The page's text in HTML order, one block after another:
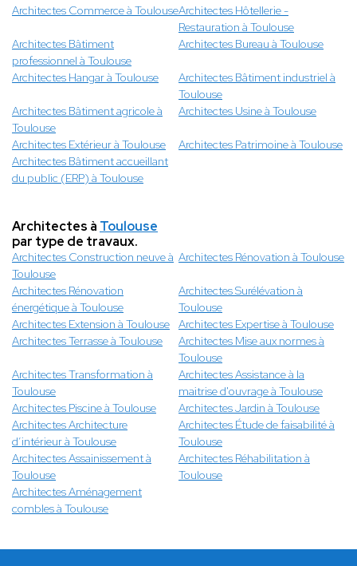
Architectes Commerce à ToulouseArchitectes Hôtellerie -
Restauration à Toulouse
Architectes Bâtiment
professionnel à Toulouse
Architectes Bureau à Toulouse
Architectes Hangar à Toulouse
Architectes Bâtiment industriel à
Toulouse
Architectes Bâtiment agricole à
Toulouse
Architectes Usine à Toulouse
Architectes Extérieur à Toulouse
Architectes Patrimoine à Toulouse
Architectes Bâtiment accueillant
du public (ERP) à Toulouse
Architectes à Toulouse
par type de travaux.
Architectes Construction neuve à
Toulouse
Architectes Rénovation à Toulouse
Architectes Rénovation
énergétique à Toulouse
Architectes Surélévation à
Toulouse
Architectes Extension à Toulouse
Architectes Expertise à Toulouse
Architectes Terrasse à Toulouse
Architectes Mise aux normes à
Toulouse
Architectes Transformation à
Toulouse
Architectes Assistance à la
maitrise d'ouvrage à Toulouse
Architectes Piscine à Toulouse
Architectes Jardin à Toulouse
Architectes Architecture
d’intérieur à Toulouse
Architectes Étude de faisabilité à
Toulouse
Architectes Assainissement à
Toulouse
Architectes Réhabilitation à
Toulouse
Architectes Aménagement
combles à Toulouse